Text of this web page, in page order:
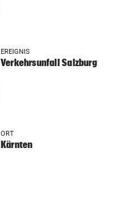
EREIGNIS
Verkehrsunfall Salzburg
ORT
Kärnten